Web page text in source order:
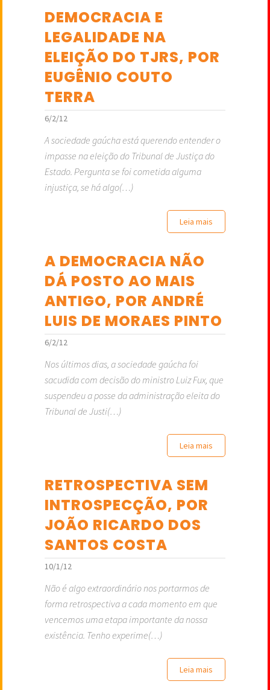
DEMOCRACIA E
LEGALIDADE NA
ELEIÇÃO DO TJRS, POR
EUGÊNIO COUTO
TERRA
6/2/12
A sociedade gaúcha está querendo entender o
impasse na eleição do Tribunal de Justiça do
Estado. Pergunta se foi cometida alguma
injustiça, se há algo(…)
Leia mais
A DEMOCRACIA NÃO
DÁ POSTO AO MAIS
ANTIGO, POR ANDRÉ
LUIS DE MORAES PINTO
6/2/12
Nos últimos dias, a sociedade gaúcha foi
sacudida com decisão do ministro Luiz Fux, que
suspendeu a posse da administração eleita do
Tribunal de Justi(…)
Leia mais
RETROSPECTIVA SEM
INTROSPECÇÃO, POR
JOÃO RICARDO DOS
SANTOS COSTA
10/1/12
Não é algo extraordinário nos portarmos de
forma retrospectiva a cada momento em que
vencemos uma etapa importante da nossa
existência. Tenho experime(…)
Leia mais